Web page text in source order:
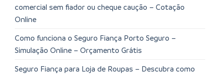
comercial sem fiador ou cheque caução – Cotação
Online
Como funciona o Seguro Fiança Porto Seguro –
Simulação Online – Orçamento Grátis
Seguro Fiança para Loja de Roupas – Descubra como